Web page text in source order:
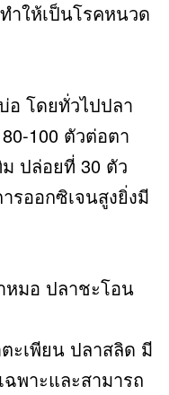
ำให้เป็นโรคหนวด
โดยทั่วไปปลา
100 ตัวต่อตา
ปล่อยที่ 30 ตัว
รออกซิเจนสูงยิ่งมี
หมอ ปลาชะโอน
ะเพียน ปลาสลิด มี
พาะและสามารถ